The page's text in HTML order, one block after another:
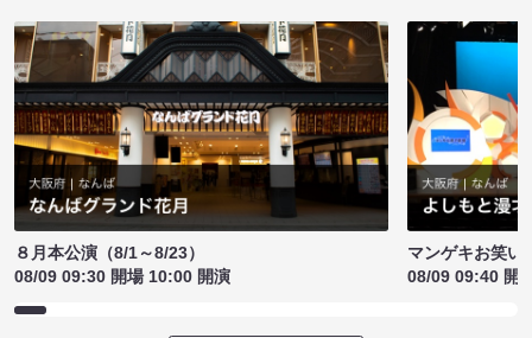
８月本公演（8/1～8/23）
08/09 09:30 開場 10:00 開演
マンゲキお笑い
08/09 09:40 開